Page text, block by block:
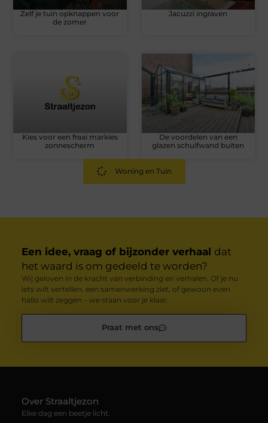
Zelf je tuin opknappen voor
de zomer
Jacuzzi ingraven
Kies voor een fraai markies
zonnescherm
De voordelen van een
glazen schuifwand buiten
Woning en Tuin
Een idee, vraag of bijzonder verhaal dat
het waard is om gedeeld te worden?
Wij geloven in de kracht van verbinding en verhalen. Of je nu
iets wilt vertellen, een samenwerking ziet, of gewoon even
hallo wilt zeggen – we staan voor je klaar.
Praat met ons
Over Straaltjezon
Elke dag een beetje licht.